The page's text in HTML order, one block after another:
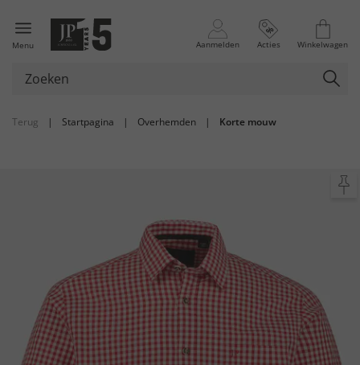
Menu Aanmelden Acties Winkelwagen
Terug | Startpagina | Overhemden | Korte mouw